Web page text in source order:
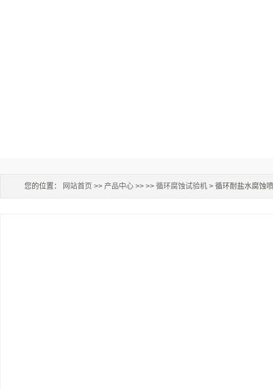
您的位置： 网站首页 >> 产品中心 >> >> 循环腐蚀试验机 > 循环耐盐水腐蚀